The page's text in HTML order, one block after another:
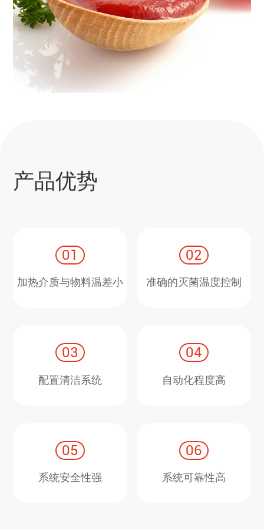
产品优势
01
加热介质与物料温差小
02
准确的灭菌温度控制
03
配置清洁系统
04
自动化程度高
05
系统安全性强
06
系统可靠性高